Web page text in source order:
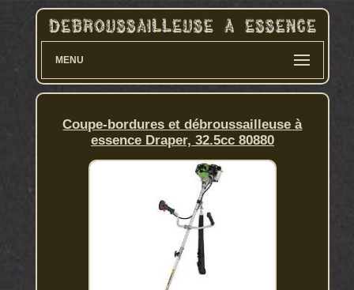
MENU
Coupe-bordures et débroussailleuse à
essence Draper, 32.5cc 80880